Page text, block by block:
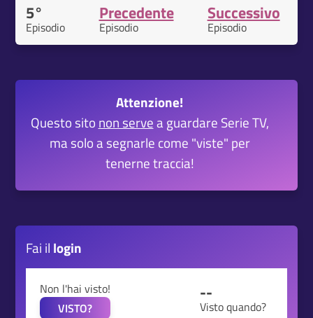
5°
Episodio
Precedente
Episodio
Successivo
Episodio
Attenzione!
Questo sito non servea guardare Serie TV,
ma solo a segnarle come "viste" per
tenerne traccia!
Fai il login
Non l'hai visto!
VISTO?
--
Visto quando?